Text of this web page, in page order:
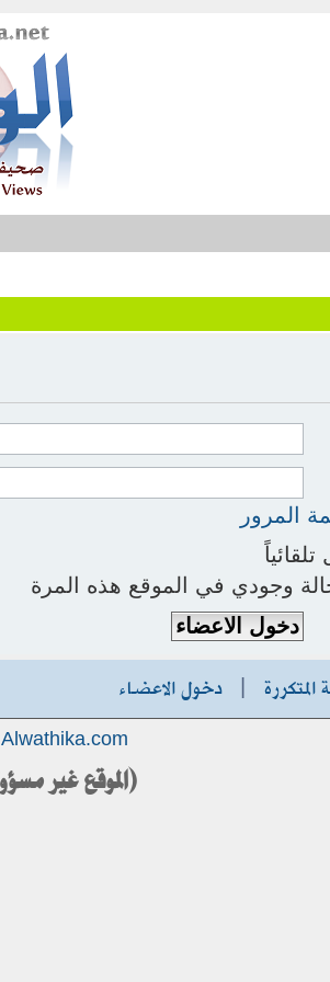
المرور
وجودي في الموقع هذه المرة
المتكررة | دخول الاعضاء
Alwathika.com
(الموقع غير مسؤول عن المشاركات و التعليقات المنشورة)